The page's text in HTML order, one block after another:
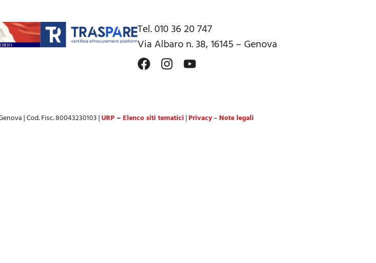
Tel. 010 36 20 747
Via Albaro n. 38, 16145 – Genova
| Cod. Fisc. 80043230103 |URP– Elenco siti tematici | Privacy– Note legali